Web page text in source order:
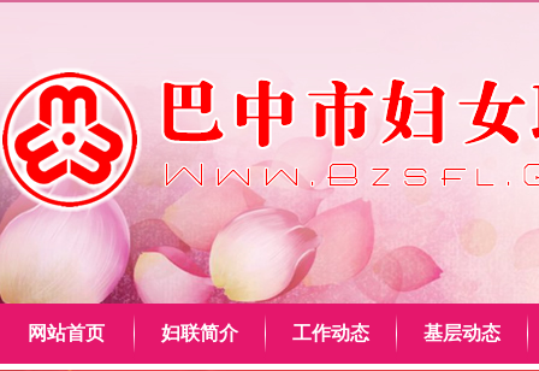
网站首页 妇联简介 工作动态 基层动态